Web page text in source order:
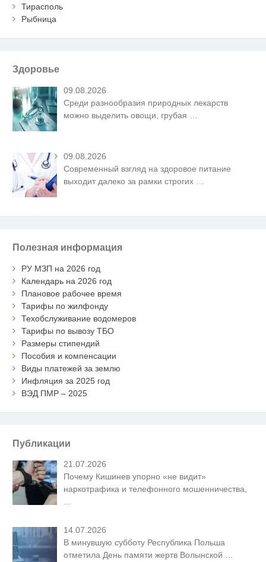
Тирасполь
Рыбница
Здоровье
09.08.2026
Среди разнообразия природных лекарств
можно выделить овощи, грубая
09.08.2026
Современный взгляд на здоровое питание
выходит далеко за рамки строгих
Полезная информация
РУ МЗП на 2026 год
Календарь на 2026 год
Плановое рабочее время
Тарифы по жилфонду
Техобслуживание водомеров
Тарифы по вывозу ТБО
Размеры стипендий
Пособия и компенсации
Виды платежей за землю
Инфляция за 2025 год
ВЭД ПМР – 2025
Публикации
21.07.2026
Почему Кишинев упорно «не видит»
наркотрафика и телефонного мошенничества,
14.07.2026
В минувшую субботу Республика Польша
отметила День памяти жертв Волынской …